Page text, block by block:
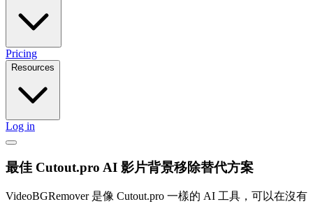
Pricing
Resources
Log in
最佳 Cutout.pro AI 影片背景移除替代方案
VideoBGRemover 是像 Cutout.pro 一樣的 AI 工具，可以在沒有